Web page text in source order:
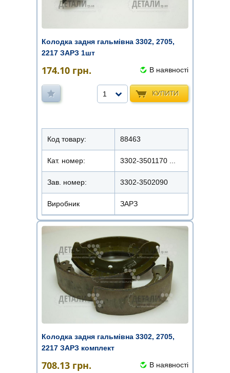
Колодка задня гальмівна 3302, 2705,
2217 ЗАРЗ 1шт
174.10 грн. В наявності
КУПИТИ
1
Код товару: 88463
Кат. номер: 3302-3501170 ...
Зав. номер: 3302-3502090
Виробник ЗАРЗ
Колодка задня гальмівна 3302, 2705,
2217 ЗАРЗ комплект
708.13 грн. В наявності